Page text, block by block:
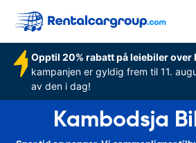
Opptil 20% rabatt på leiebiler over
kampanjen er gyldig frem til 11.
av den i dag!
Kambodsja